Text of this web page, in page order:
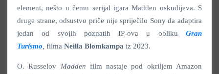
element, nešto u čemu serijal igara Madden oskudijeva. S
druge strane, odsustvo priče nije spriječilo Sony da adaptira
jedan od svojih poznatih IP-ova u obliku Gran
Turismo, filma Neilla Blomkampa iz 2023.
O. Russelov Madden film nastaje pod okriljem Amazon